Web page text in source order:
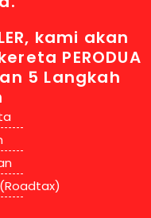
kami akan
PERODUA
5 Langkah